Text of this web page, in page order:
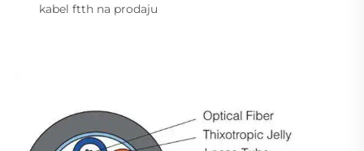
kabel ftth na prodaju